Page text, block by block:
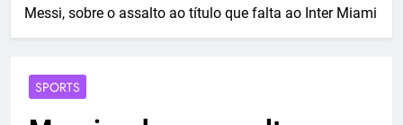
Messi, sobre o assalto ao título que falta ao Inter Miami
SPORTS